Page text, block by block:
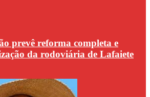
prevê reforma completa e
da rodoviária de Lafaiete